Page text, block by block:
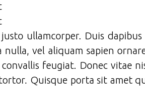
ullamcorper. Duis
vel aliquam sapien
feugiat. Donec vitae
Quisque porta sit amet